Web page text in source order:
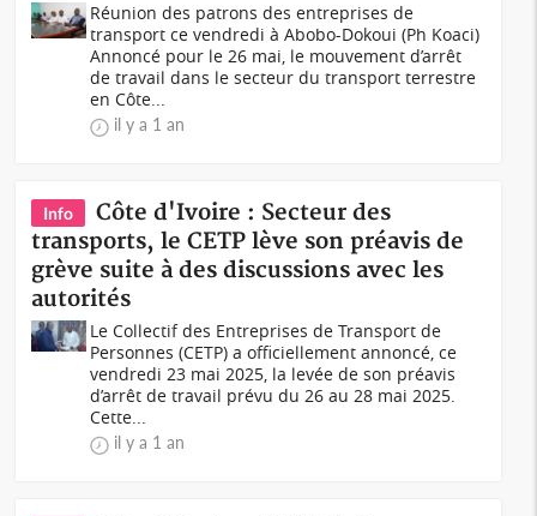
Réunion des patrons des entreprises de
transport ce vendredi à Abobo-Dokoui (Ph Koaci)
Annoncé pour le 26 mai, le mouvement d’arrêt
de travail dans le secteur du transport terrestre
en Côte...
il y a 1 an
Info
Côte d'Ivoire : Secteur des
transports, le CETP lève son préavis de
grève suite à des discussions avec les
autorités
Le Collectif des Entreprises de Transport de
Personnes (CETP) a officiellement annoncé, ce
vendredi 23 mai 2025, la levée de son préavis
d’arrêt de travail prévu du 26 au 28 mai 2025.
Cette...
il y a 1 an